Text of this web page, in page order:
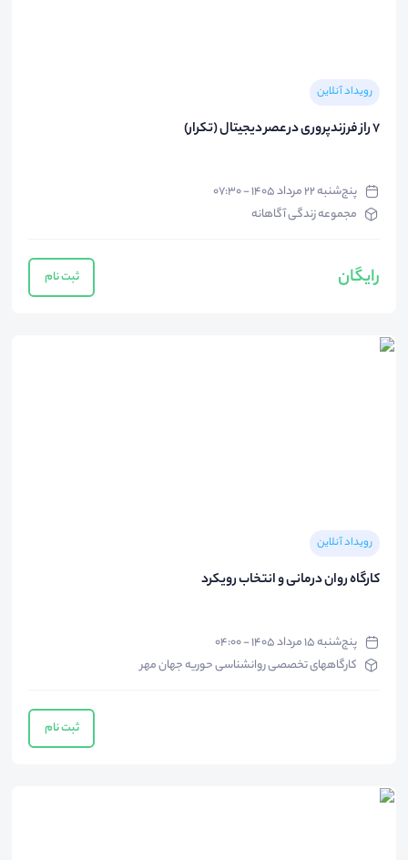
رویداد آنلاین
۷ راز فرزندپروری در عصر دیجیتال (تکرار)
پنج‌شنبه ۲۲ مرداد ۱۴۰۵ - ۰۷:۳۰
مجموعه زندگی آگاهانه
رایگان ثبت نام
رویداد آنلاین
کارگاه روان درمانی و انتخاب رویکرد
پنج‌شنبه ۱۵ مرداد ۱۴۰۵ - ۰۴:۰۰
کارگاههای تخصصی روانشناسی حوریه جهان مهر
ثبت نام